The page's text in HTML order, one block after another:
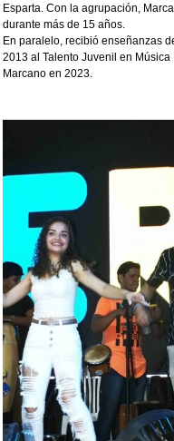
Esparta. Con la agrupación,
durante más de 15 años.
En paralelo, recibió enseñanzas
2013 al Talento Juvenil en
Marcano en 2023.